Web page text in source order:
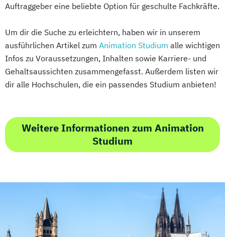
Auftraggeber eine beliebte Option für geschulte Fachkräfte.
Um dir die Suche zu erleichtern, haben wir in unserem
ausführlichen Artikel zum Animation Studium alle wichtigen
Infos zu Voraussetzungen, Inhalten sowie Karriere- und
Gehaltsaussichten zusammengefasst. Außerdem listen wir
dir alle Hochschulen, die ein passendes Studium anbieten!
Weitere Informationen zum Animation
Studium